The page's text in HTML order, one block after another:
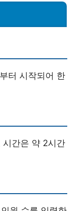
터 시작되어 한
시간은 약 2시간